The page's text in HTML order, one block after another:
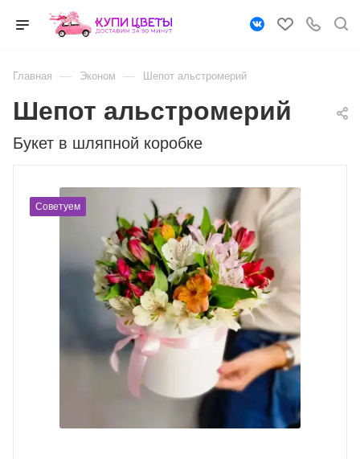
Главная — Эконом — Шепот альстромерий
Букет в шляпной коробке
Шепот альстромерий
Советуем